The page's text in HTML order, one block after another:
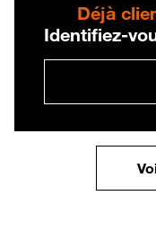
Déjà
Identifiez-